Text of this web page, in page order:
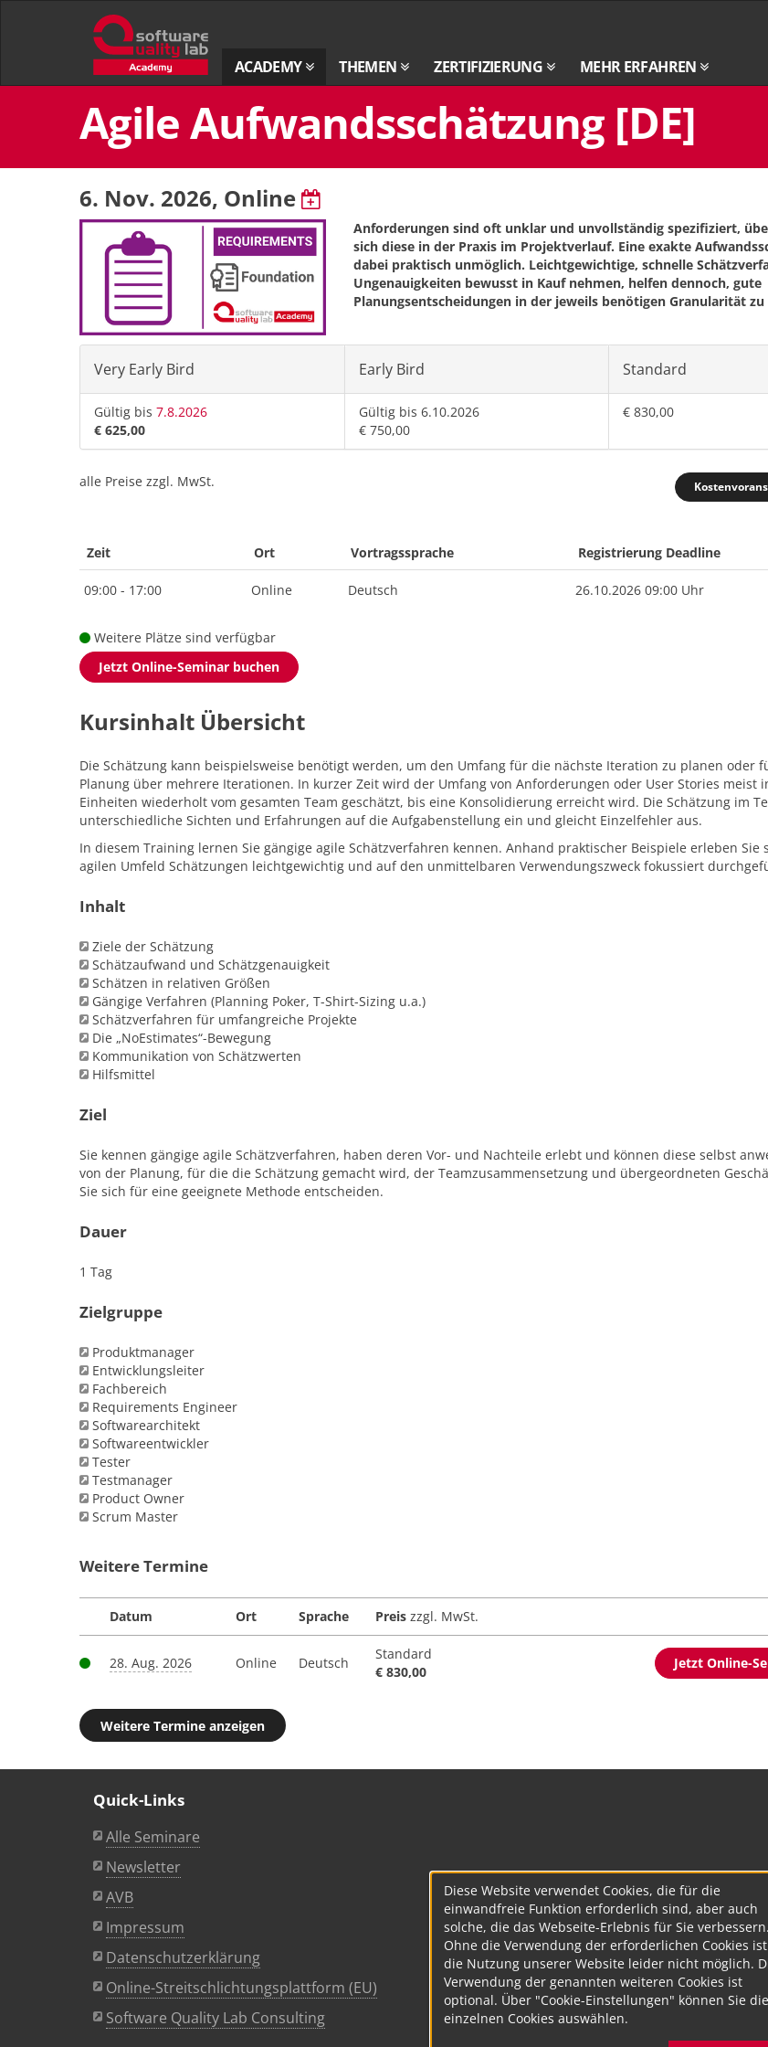
Zum
Zur
Startseite
ACADEMY THEMEN ZERTIFIZIERUNG MEHR ERFAHREN
Agile Aufwandsschätzung [DE]
6. Nov. 2026, Online
Anforderungen sind oft unklar und unvollständig spezifiziert,
sich diese in der Praxis im Projektverlauf. Eine exakte
dabei praktisch unmöglich. Leichtgewichtige, schnelle
Ungenauigkeiten bewusst in Kauf nehmen, helfen dennoch, gute
Planungsentscheidungen in der jeweils benötigen Granularität
Very Early Bird
Gültig bis 7.8.2026
€ 625,00
Early Bird
Gültig bis 6.10.2026
€ 750,00
Standard
€ 830,00
alle Preise zzgl. MwSt.
Zeit Ort Vortragssprache Registrierung Deadline
09:00 - 17:00 Online Deutsch 26.10.2026 09:00 Uhr
Weitere Plätze sind verfügbar
Jetzt Online-Seminar buchen
Kursinhalt Übersicht
Die Schätzung kann beispielsweise benötigt werden, um den Umfang für die nächste Iteration zu planen oder
Planung über mehrere Iterationen. In kurzer Zeit wird der Umfang von Anforderungen oder User Stories meist
Einheiten wiederholt vom gesamten Team geschätzt, bis eine Konsolidierung erreicht wird. Die Schätzung im
unterschiedliche Sichten und Erfahrungen auf die Aufgabenstellung ein und gleicht Einzelfehler aus.
In diesem Training lernen Sie gängige agile Schätzverfahren kennen. Anhand praktischer Beispiele erleben Sie
agilen Umfeld Schätzungen leichtgewichtig und auf den unmittelbaren Verwendungszweck fokussiert
Inhalt
Ziele der Schätzung
Schätzaufwand und Schätzgenauigkeit
Schätzen in relativen Größen
Gängige Verfahren (Planning Poker, T-Shirt-Sizing u.a.)
Schätzverfahren für umfangreiche Projekte
Die „NoEstimates“-Bewegung
Kommunikation von Schätzwerten
Hilfsmittel
Ziel
Sie kennen gängige agile Schätzverfahren, haben deren Vor- und Nachteile erlebt und können diese selbst
von der Planung, für die die Schätzung gemacht wird, der Teamzusammensetzung und übergeordneten
Sie sich für eine geeignete Methode entscheiden.
Dauer
1 Tag
Zielgruppe
Produktmanager
Entwicklungsleiter
Fachbereich
Requirements Engineer
Softwarearchitekt
Softwareentwickler
Tester
Testmanager
Product Owner
Scrum Master
Weitere Termine
Datum Ort Sprache Preis zzgl. MwSt.
28. Aug. 2026 Online Deutsch
Standard
€ 830,00
Jetzt Online-
Weitere Termine anzeigen
Quick-Links
Alle Seminare
Newsletter
AVB
Impressum
Datenschutzerklärung
Online-Streitschlichtungsplattform (EU)
Software Quality Lab Consulting
Diese Website verwendet Cookies, die für die
einwandfreie Funktion erforderlich sind, aber auch
solche, die das Webseite-Erlebnis für Sie verbessern.
Ohne die Verwendung der erforderlichen Cookies ist
die Nutzung unserer Website leider nicht möglich.
Verwendung der genannten weiteren Cookies ist
optional. Über "Cookie-Einstellungen" können Sie die
einzelnen Cookies auswählen.